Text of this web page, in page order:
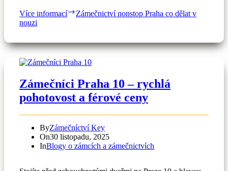
Více informací
Zámečnictví nonstop Praha co dělat v
nouzi
Zámečníci Praha 10 – rychlá
pohotovost a férové ceny
ByZámečníctví Key
On30 listopadu, 2025
InBlogy o zámcích a zámečnictvích